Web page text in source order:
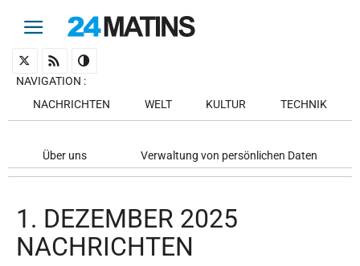
NAVIGATION :
NACHRICHTEN
WELT KULTUR TECHNIK
Über uns Verwaltung von persönlichen Daten
1. DEZEMBER 2025
NACHRICHTEN